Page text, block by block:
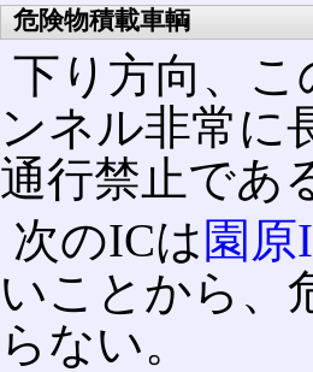
危険物積載車輌
下り方向、
ンネル非常に
通行禁止であ
次のICは 園原
いことから、
らない。